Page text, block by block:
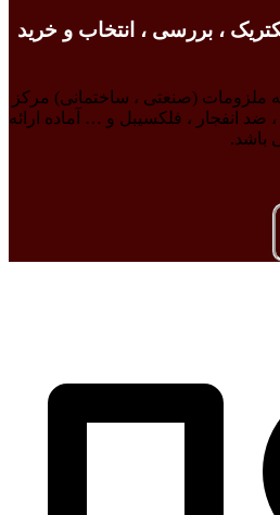
، بررسی ، انتخاب و خرید
ملزومات (صنعتی ، ساختمانی) مرکز
ضد انفجار ، فلکسیبل و … آماده ارائه
باشد.